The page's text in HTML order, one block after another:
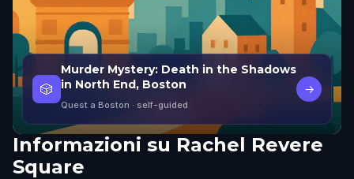
🎲
Murder Mystery: Death in the Shadows
in North End, Boston
Quest a Boston · self-guided
→
Informazioni su Rachel Revere
Square